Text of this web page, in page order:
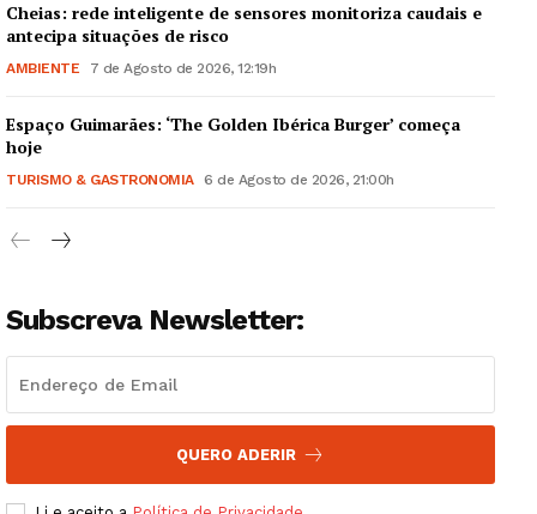
Guimarães, agora!
Institucional
Artigos
Edição Digital
Grande Entrevista
Cheias: rede inteligente de sensores monitoriza caudais e
antecipa situações de risco
AMBIENTE 7 de Agosto de 2026, 12:19h
Espaço Guimarães: ‘The Golden Ibérica Burger’ começa
hoje
TURISMO & GASTRONOMIA 6 de Agosto de 2026, 21:00h
Subscreva Newsletter:
QUERO ADERIR